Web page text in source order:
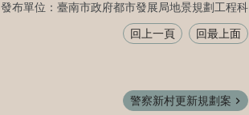
發布單位：臺南市政府都市發展局地景規劃工程科
回上一頁 回最上面
警察新村更新規劃案